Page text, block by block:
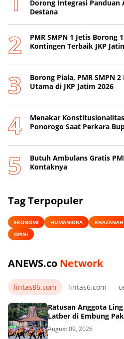
Dorong Integrasi Panduan
Destana
PMR SMPN 1 Jetis Borong
Kontingen Terbaik JKP
Borong Piala, PMR SMPN
Utama di JKP Jatim 2026
Menakar
Ponorogo Saat Perkara
Butuh Ambulans Gratis
Kontaknya
Tag Terpopuler
EKONOMI HUMANIORA KHAZANAH
OPINI
ANEWS.co Network
lintas86.com lintas6.com
Ratusan Anggota
Latber di Embung
August 09, 2026